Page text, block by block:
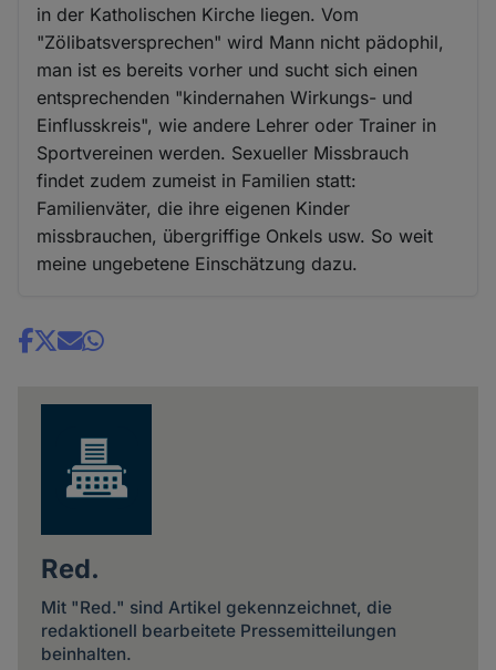
in der Katholischen Kirche liegen. Vom
"Zölibatsversprechen" wird Mann nicht pädophil,
man ist es bereits vorher und sucht sich einen
entsprechenden "kindernahen Wirkungs- und
Einflusskreis", wie andere Lehrer oder Trainer in
Sportvereinen werden. Sexueller Missbrauch
findet zudem zumeist in Familien statt:
Familienväter, die ihre eigenen Kinder
missbrauchen, übergriffige Onkels usw. So weit
meine ungebetene Einschätzung dazu.
Share
Red.
Mit "Red." sind Artikel gekennzeichnet, die
redaktionell bearbeitete Pressemitteilungen
beinhalten.